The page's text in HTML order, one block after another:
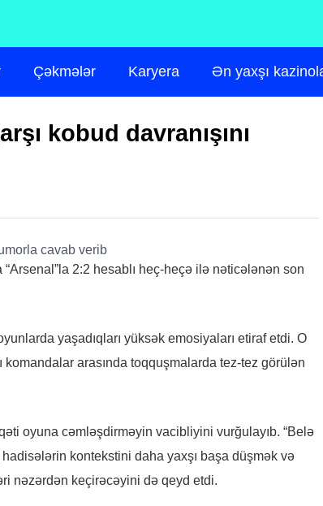
Çəkmələr Karyera Ən yaxşı
kobud davranışını
2:2 hesablı heç-heçə ilə nəticələnən son
yaşadıqları yüksək emosiyaları etiraf etdi. O
komandalar arasında toqquşmalarda tez-tez görülən
oyuna cəmləşdirməyin vacibliyini vurğulayıb. “Belə
kontekstini daha yaxşı başa düşmək və
nəzərdən keçirəcəyini də qeyd etdi.